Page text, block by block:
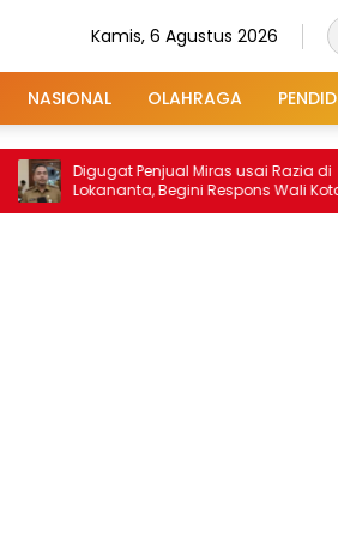
Kamis, 6 Agustus 2026
NASIONAL OLAHRAGA
Digugat Penjual Miras usai Razia di
Lokananta, Begini Respons Wali Kota
Solo